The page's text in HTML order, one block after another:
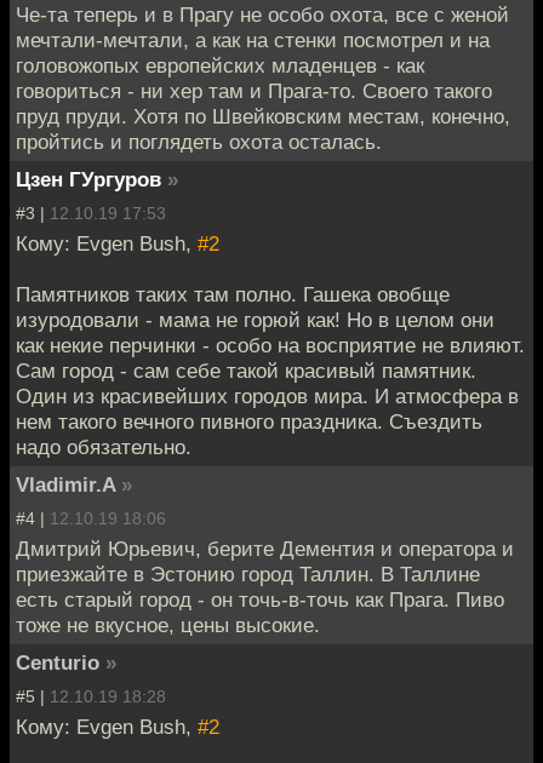
Че-та теперь и в Прагу не особо охота, все с женой
мечтали-мечтали, а как на стенки посмотрел и на
головожопых европейских младенцев - как
говориться - ни хер там и Прага-то. Своего такого
пруд пруди. Хотя по Швейковским местам, конечно,
пройтись и поглядеть охота осталась.
Цзен ГУргуров »
#3 | 12.10.19 17:53
Кому: Evgen Bush, #2
Памятников таких там полно. Гашека овобще
изуродовали - мама не горюй как! Но в целом они
как некие перчинки - особо на восприятие не влияют.
Сам город - сам себе такой красивый памятник.
Один из красивейших городов мира. И атмосфера в
нем такого вечного пивного праздника. Съездить
надо обязательно.
Vladimir.A »
#4 | 12.10.19 18:06
Дмитрий Юрьевич, берите Дементия и оператора и
приезжайте в Эстонию город Таллин. В Таллине
есть старый город - он точь-в-точь как Прага. Пиво
тоже не вкусное, цены высокие.
Centurio »
#5 | 12.10.19 18:28
Кому: Evgen Bush, #2